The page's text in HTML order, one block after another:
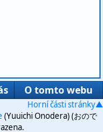
O tomto webu
Horní části stránky▲
(Yuuichi Onodera) (おので